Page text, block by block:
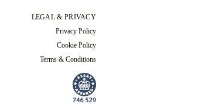
LEGAL & PRIVACY
Privacy Policy
Cookie Policy
Terms & Conditions